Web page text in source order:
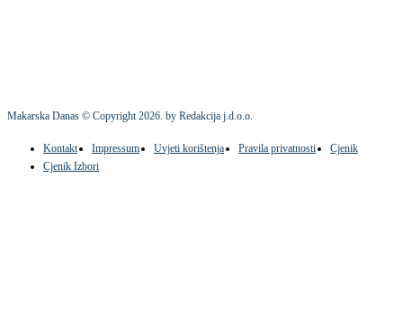
Makarska Danas © Copyright2026. by Redakcija j.d.o.o.
Kontakt Impressum Uvjeti korištenja Pravila privatnosti
Cjenik
Cjenik Izbori